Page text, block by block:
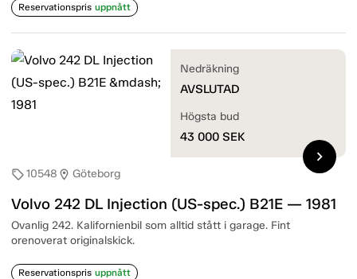
Reservationspris uppnått
sell10548 location_on Göteborg
Volvo 242 DL Injection (US-spec.) B21E — 1981
Ovanlig 242. Kalifornienbil som alltid stått i garage. Fint
orenoverat originalskick.
Reservationspris uppnått
Nedräkning
AVSLUTAD
Högsta bud
43 000 SEK
chevron_right